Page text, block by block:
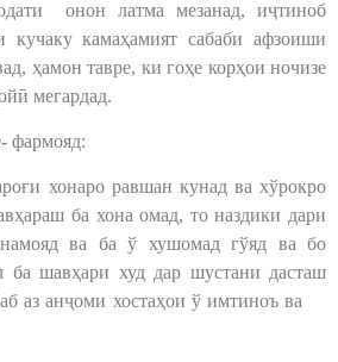
онон латма мезанад, иҷтиноб
кучаку камаҳамият сабаби афзоиши
ҳамон тавре, ки гоҳе корҳои ночизе
мегардад.
фармояд:
хонаро равшан кунад ва хўрокро
ба хона омад, то наздики дари
ва ба ў хушомад гўяд ва бо
ба шавҳари худ дар шустани дасташ
аз анҷоми хостаҳои ў имтиноъ ва